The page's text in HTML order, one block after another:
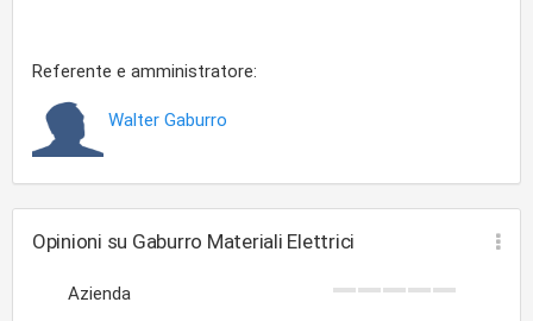
Referente e amministratore:
Walter Gaburro
Opinioni su Gaburro Materiali Elettrici
Azienda